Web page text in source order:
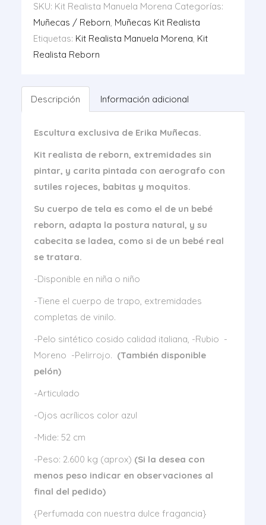
SKU: Kit Realista Manuela Morena Categorías:
Muñecas / Reborn, Muñecas Kit Realista
Etiquetas: Kit Realista Manuela Morena, Kit
Realista Reborn
Descripción Información adicional
Escultura exclusiva de Erika Muñecas.
Kit realista de reborn, extremidades sin
pintar, y carita pintada con aerografo con
sutiles rojeces, babitas y moquitos.
Su cuerpo de tela es como el de un bebé
reborn, adapta la postura natural, y su
cabecita se ladea, como si de un bebé real
se tratara.
-Disponible en niña o niño
-Tiene el cuerpo de trapo, extremidades
completas de vinilo.
-Pelo sintético cosido calidad italiana, -Rubio -
Moreno -Pelirrojo. (También disponible
pelón)
-Articulado
-Ojos acrílicos color azul
-Mide: 52 cm
-Peso: 2.600 kg (aprox) (Si la desea con
menos peso indicar en observaciones al
final del pedido)
{Perfumada con nuestra dulce fragancia}